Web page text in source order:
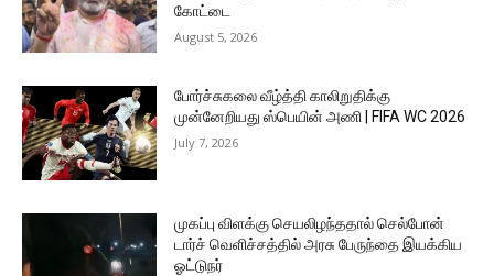
கோட்டை
August 5, 2026
போர்ச்சுகலை வீழ்த்தி காலிறுதிக்கு
முன்னேறியது ஸ்பெயின் அணி | FIFA WC 2026
July 7, 2026
முகப்பு விளக்கு செயலிழந்ததால் செல்போன்
டார்ச் வெளிச்சத்தில் அரசு பேருந்தை இயக்கிய
ஓட்டுநர்